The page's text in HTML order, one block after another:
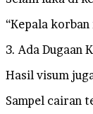
“Kepala
3. Ada Dugaan
Hasil visum
Sampel cairan